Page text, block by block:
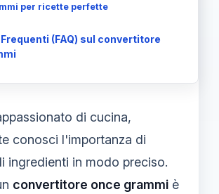
per ricette perfette
(FAQ) sul convertitore
di cucina,
conosci l'importanza di
ingredienti in modo preciso.
convertitore once grammi è